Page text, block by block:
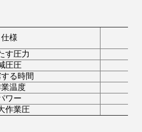
仕様
す圧力
圧圧
る時間
温度
ワー
作業圧